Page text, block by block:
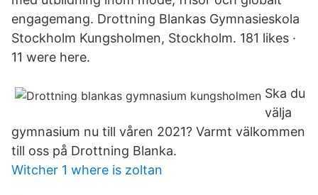
engagemang. Drottning Blankas Gymnasieskola
Stockholm Kungsholmen, Stockholm. 181 likes ·
11 were here.
Ska du
välja
gymnasium nu till våren 2021? Varmt välkommen
till oss på Drottning Blanka.
Witcher 1 where is zoltan